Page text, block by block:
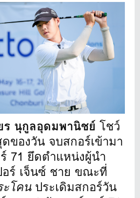
ร นุกูลอุดมพานิชย์โชว์
ของวัน จบสกอร์เข้ามา
71 ยึดตำแหน่งผู้นำ
อร์ เจ็นซ์ ชาย ขณะที่
โคนประเดิมสกอร์วัน